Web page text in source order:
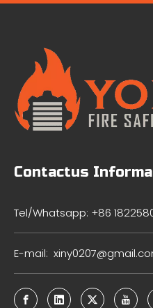
Contactus
Tel/Whatsapp: +86
E-mail: